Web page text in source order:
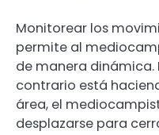
Monitorear los
permite al
de manera dinámica.
contrario está
área, el
desplazarse para